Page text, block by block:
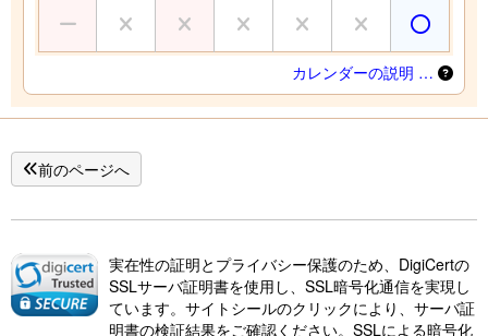
カレンダーの説明 …
前のページへ
実在性の証明とプライバシー保護のため、DigiCertの
SSLサーバ証明書を使用し、SSL暗号化通信を実現し
ています。サイトシールのクリックにより、サーバ証
明書の検証結果をご確認ください。SSLによる暗号化